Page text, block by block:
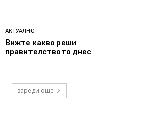
АКТУАЛНО
Вижте какво реши
правителството днес
зареди още